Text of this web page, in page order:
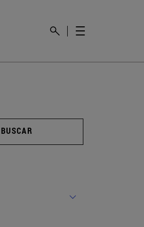
BUSCAR